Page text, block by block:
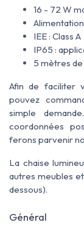
16 - 72 W
IEE : Class A
IP65 :
5 mètres de
Afin de faciliter
pouvez
simple
coordonnées
ferons parvenir
La chaise
autres meubles
dessous).
Général